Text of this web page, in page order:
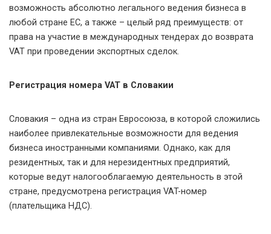
возможность абсолютно легального ведения бизнеса в
любой стране ЕС, а также – целый ряд преимуществ: от
права на участие в международных тендерах до возврата
VAT при проведении экспортных сделок.
Регистрация номера VAT в Словакии
Словакия – одна из стран Евросоюза, в которой сложились
наиболее привлекательные возможности для ведения
бизнеса иностранными компаниями. Однако, как для
резидентных, так и для нерезидентных предприятий,
которые ведут налогооблагаемую деятельность в этой
стране, предусмотрена регистрация VAT-номер
(плательщика НДС).